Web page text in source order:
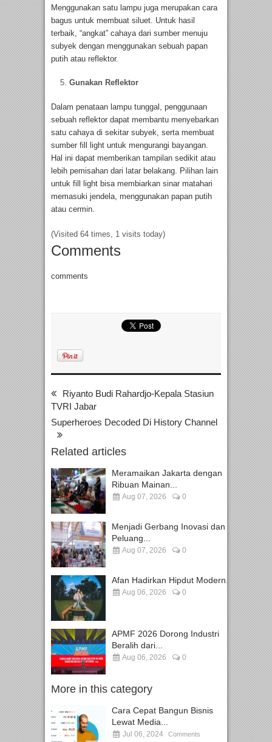
Menggunakan satu lampu juga merupakan cara
bagus untuk membuat siluet. Untuk hasil
terbaik, “angkat” cahaya dari sumber menuju
subyek dengan menggunakan sebuah papan
putih atau reflektor.
Gunakan Reflektor
Dalam penataan lampu tunggal, penggunaan
sebuah reflektor dapat membantu menyebarkan
satu cahaya di sekitar subyek, serta membuat
sumber fill light untuk mengurangi bayangan.
Hal ini dapat memberikan tampilan sedikit atau
lebih pemisahan dari latar belakang. Pilihan lain
untuk fill light bisa membiarkan sinar matahari
memasuki jendela, menggunakan papan putih
atau cermin.
(Visited 64 times, 1 visits today)
Comments
comments
Riyanto Budi Rahardjo-Kepala Stasiun
TVRI Jabar
Superheroes Decoded Di History Channel
Related articles
Meramaikan Jakarta dengan
Ribuan Mainan...
Aug 07, 2026 0
Menjadi Gerbang Inovasi dan
Peluang...
Aug 07, 2026 0
Afan Hadirkan Hipdut Modern...
Aug 06, 2026 0
APMF 2026 Dorong Industri
Beralih dari...
Aug 06, 2026 0
More in this category
Cara Cepat Bangun Bisnis
Lewat Media...
Jul 06, 2024
Comments